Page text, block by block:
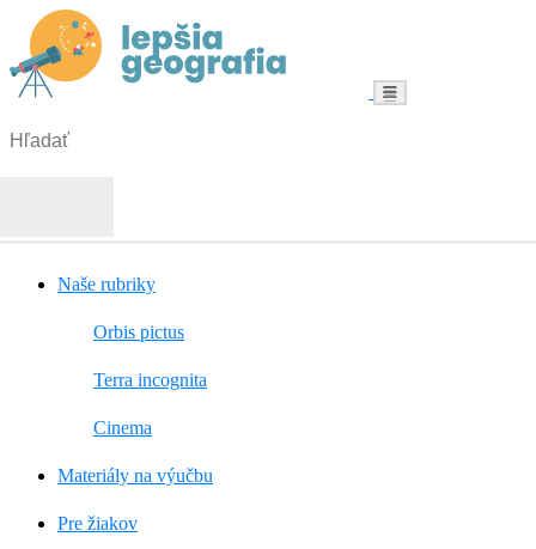
Menu
Naše rubriky
Orbis pictus
Terra incognita
Cinema
Materiály na výučbu
Pre žiakov